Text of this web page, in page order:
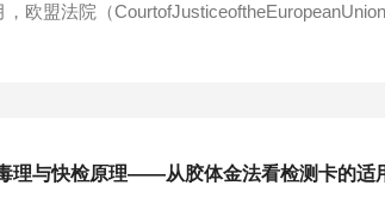
，欧盟法院（
理与快检原理——从胶体金法看检测卡的适